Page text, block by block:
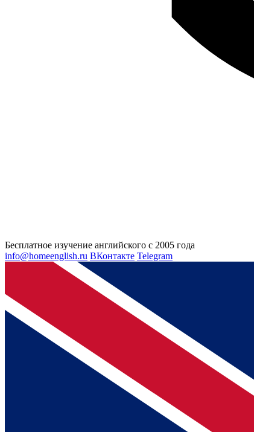
Бесплатное изучение английского с 2005 года
info@homeenglish.ru ВКонтакте Telegram